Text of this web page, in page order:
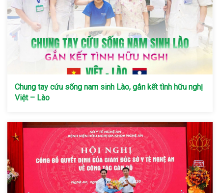
Chung tay cứu sống nam sinh Lào, gắn kết tình hữu nghị
Việt – Lào